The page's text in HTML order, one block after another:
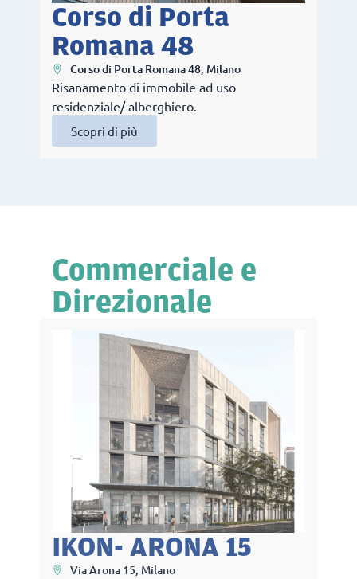
Corso di Porta
Romana 48
Corso di Porta Romana 48, Milano
Risanamento di immobile ad uso
residenziale/ alberghiero.
Scopri di più
Commerciale e
Direzionale
IKON- ARONA 15
Via Arona 15, Milano